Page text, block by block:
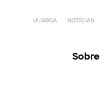
ULISBOA NOTÍCIAS
Sobre